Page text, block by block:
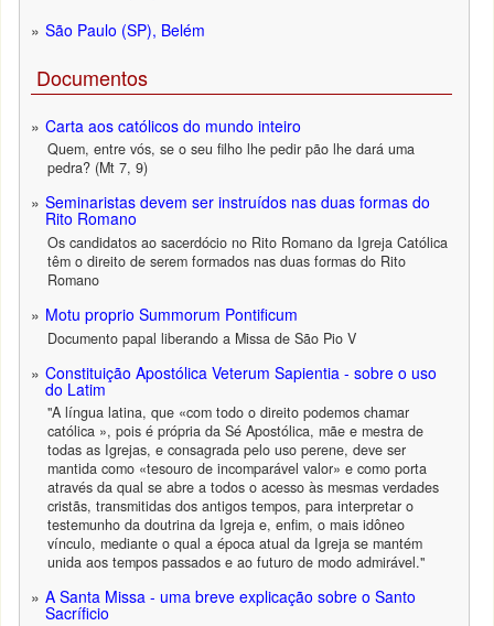
São Paulo (SP), Belém
Documentos
Carta aos católicos do mundo inteiro
Quem, entre vós, se o seu filho lhe pedir pão lhe dará uma
pedra? (Mt 7, 9)
Seminaristas devem ser instruídos nas duas formas do
Rito Romano
Os candidatos ao sacerdócio no Rito Romano da Igreja Católica
têm o direito de serem formados nas duas formas do Rito
Romano
Motu proprio Summorum Pontificum
Documento papal liberando a Missa de São Pio V
Constituição Apostólica Veterum Sapientia - sobre o uso
do Latim
"A língua latina, que «com todo o direito podemos chamar
católica », pois é própria da Sé Apostólica, mãe e mestra de
todas as Igrejas, e consagrada pelo uso perene, deve ser
mantida como «tesouro de incomparável valor» e como porta
através da qual se abre a todos o acesso às mesmas verdades
cristãs, transmitidas dos antigos tempos, para interpretar o
testemunho da doutrina da Igreja e, enfim, o mais idôneo
vínculo, mediante o qual a época atual da Igreja se mantém
unida aos tempos passados e ao futuro de modo admirável."
A Santa Missa - uma breve explicação sobre o Santo
Sacríficio